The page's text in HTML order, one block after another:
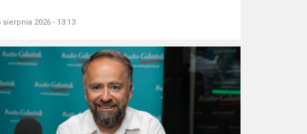
sierpnia 2026 - 13:13